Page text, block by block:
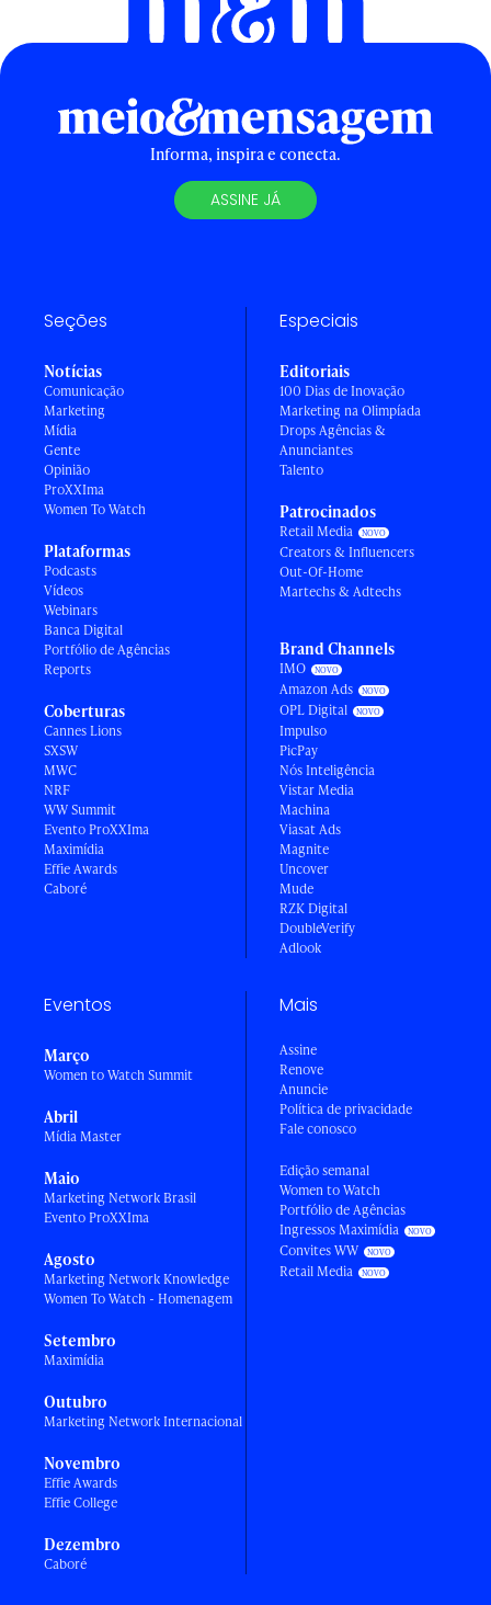
Informa, inspira e conecta.
ASSINE JÁ
Seções
Notícias
Comunicação
Marketing
Mídia
Gente
Opinião
ProXXIma
Women To Watch
Plataformas
Podcasts
Vídeos
Webinars
Banca Digital
Portfólio de Agências
Reports
Coberturas
Cannes Lions
SXSW
MWC
NRF
WW Summit
Evento ProXXIma
Maximídia
Effie Awards
Caboré
Especiais
Editoriais
100 Dias de Inovação
Marketing na Olimpíada
Drops Agências &
Anunciantes
Talento
Patrocinados
Retail Media
Creators & Influencers
Out-Of-Home
Martechs & Adtechs
Brand Channels
IMO
Amazon Ads
OPL Digital
Impulso
PicPay
Nós Inteligência
Vistar Media
Machina
Viasat Ads
Magnite
Uncover
Mude
RZK Digital
DoubleVerify
Adlook
Eventos
Março
Women to Watch Summit
Abril
Mídia Master
Maio
Marketing Network Brasil
Evento ProXXIma
Agosto
Marketing Network Knowledge
Women To Watch - Homenagem
Setembro
Maximídia
Outubro
Marketing Network Internacional
Novembro
Effie Awards
Effie College
Dezembro
Caboré
Mais
Assine
Renove
Anuncie
Política de privacidade
Fale conosco
Edição semanal
Women to Watch
Portfólio de Agências
Ingressos Maximídia
Convites WW
Retail Media